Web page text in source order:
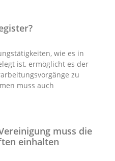
wie es in
ist, ermöglicht es der
zu
muss auch
muss die
einhalten